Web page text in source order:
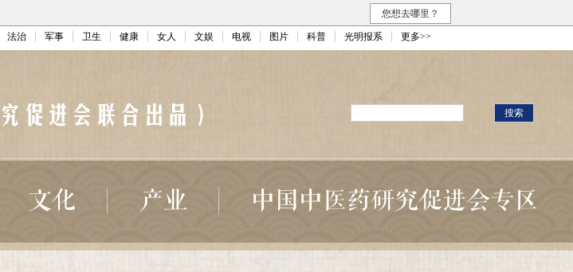
您想去哪里？
法治 军事 卫生 健康 女人 文娱 电视 图片 科普 光明报系 更多>>
文化 产业 中国中医药研究促进会专区